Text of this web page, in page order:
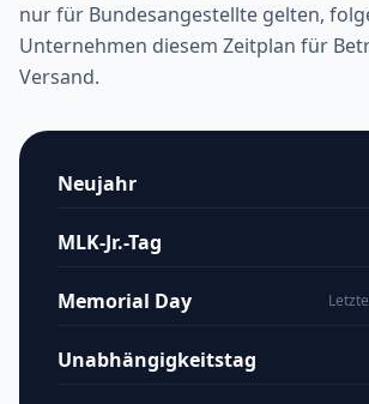
nur für Bundesangestellte gelten,
Unternehmen diesem Zeitplan für
Versand.
Neujahr
MLK-Jr.-Tag
Memorial Day
Unabhängigkeitstag